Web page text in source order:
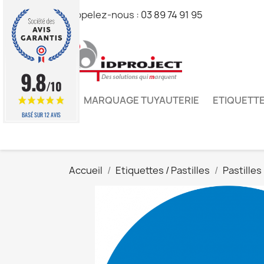
Appelez-nous : 03 89 74 91 95
MARQUAGE TUYAUTERIE
Accueil Etiquettes / Pastilles Pastilles
9.8/10
BASÉ SUR 12 AVIS